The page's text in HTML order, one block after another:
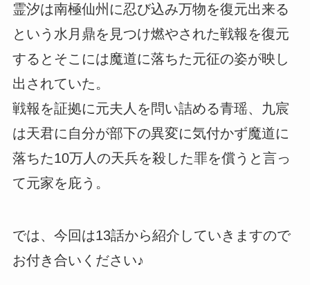
霊汐は南極仙州に忍び込み万物を復元出来る
という水月鼎を見つけ燃やされた戦報を復元
するとそこには魔道に落ちた元征の姿が映し
出されていた。
戦報を証拠に元夫人を問い詰める青瑶、九宸
は天君に自分が部下の異変に気付かず魔道に
落ちた10万人の天兵を殺した罪を償うと言っ
て元家を庇う。
では、今回は13話から紹介していきますので
お付き合いください♪